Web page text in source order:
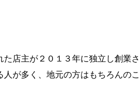
た店主が２０１３年に独立し創業さ
が多く、地元の方はもちろんのこ